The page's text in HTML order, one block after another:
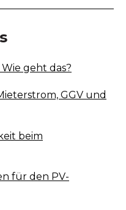
geht das?
GGV und
beim
für den PV-